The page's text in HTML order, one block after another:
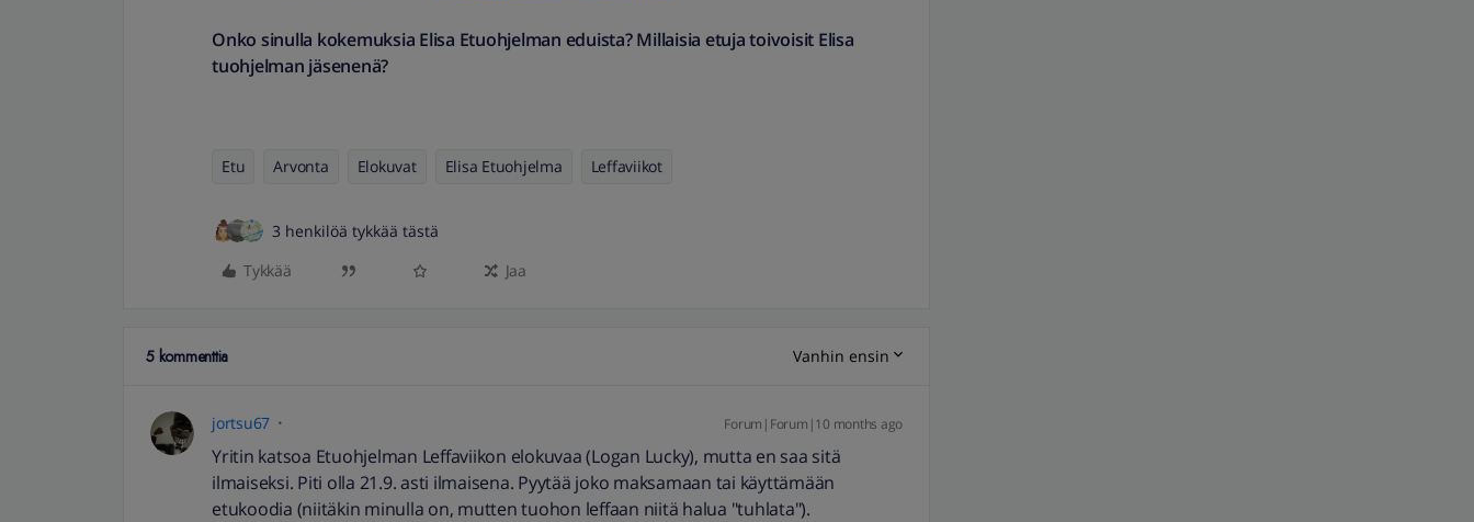
Onko sinulla kokemuksia Elisa Etuohjelman eduista? Millaisia etuja toivoisit Elisa
tuohjelman jäsenenä?
Etu Arvonta Elokuvat Elisa Etuohjelma Leffaviikot
3 henkilöä tykkää tästä
Tykkää
Jaa
5 kommenttia Vanhin ensin
jortsu67 Forum|Forum|10 months ago
Yritin katsoa Etuohjelman Leffaviikon elokuvaa (Logan Lucky), mutta en saa sitä
ilmaiseksi. Piti olla 21.9. asti ilmaisena. Pyytää joko maksamaan tai käyttämään
etukoodia (niitäkin minulla on, mutten tuohon leffaan niitä halua "tuhlata").